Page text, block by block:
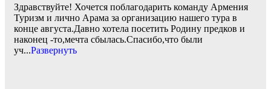
Здравствуйте! Хочется поблагодарить команду Армения
Туризм и лично Арама за организацию нашего тура в
конце августа.Давно хотела посетить Родину предков и
наконец -то,мечта сбылась.Спасибо,что были
уч...Развернуть